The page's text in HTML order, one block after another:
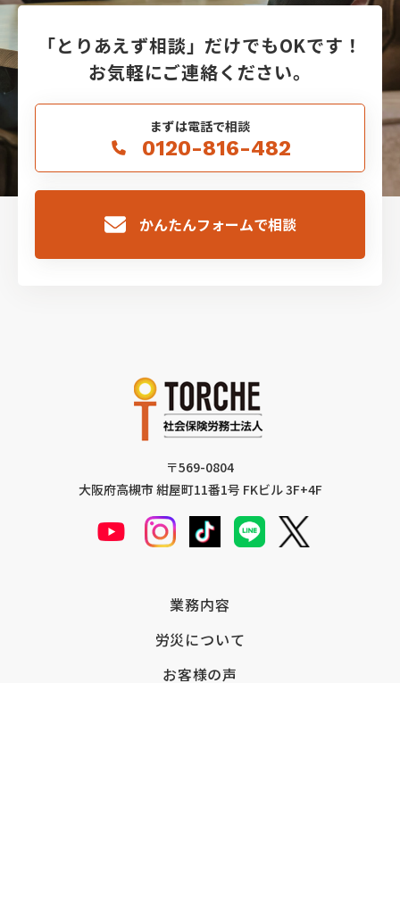
「とりあえず相談」だけでもOKです！
お気軽にご連絡ください。
まずは電話で相談
0120-816-482
かんたんフォームで相談
〒569-0804
大阪府高槻市 紺屋町11番1号 FKビル 3F+4F
業務内容
労災について
お客様の声